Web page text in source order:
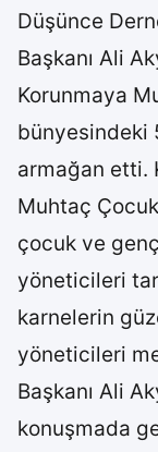
Düşünce
Başkanı Ali
Korunmaya
bünyesindeki
armağan etti.
Muhtaç
çocuk ve
yöneticileri
karnelerin
yöneticileri
Başkanı Ali
konuşmada